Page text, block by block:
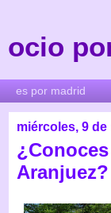
ocio
miércoles, 9 de
Aranjuez?